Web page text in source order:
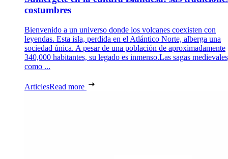
costumbres
Bienvenido a un universo donde los volcanes coexisten con
leyendas. Esta isla, perdida en el Atlántico Norte, alberga una
sociedad única. A pesar de una población de aproximadamente
340,000 habitantes, su legado es inmenso.Las sagas
como ...
ArticlesRead more